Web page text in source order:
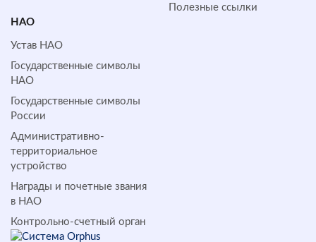
Полезные ссылки
НАО
Устав НАО
Государственные символы
НАО
Государственные символы
России
Административно-
территориальное
устройство
Награды и почетные звания
в НАО
Контрольно-счетный орган